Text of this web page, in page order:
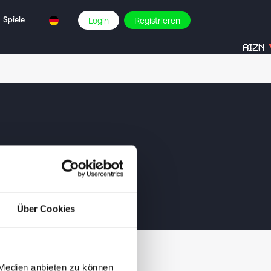
Über Cookies
anbieten zu können
Spiele Login Registrieren
AIZN